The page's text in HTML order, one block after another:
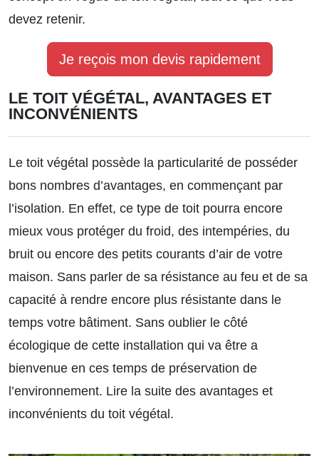
devez retenir.
Je reçois mon devis rapidement
LE TOIT VÉGÉTAL, AVANTAGES ET
INCONVÉNIENTS
Le toit végétal possède la particularité de posséder
bons nombres d’avantages, en commençant par
l’isolation. En effet, ce type de toit pourra encore
mieux vous protéger du froid, des intempéries, du
bruit ou encore des petits courants d’air de votre
maison. Sans parler de sa résistance au feu et de sa
capacité à rendre encore plus résistante dans le
temps votre bâtiment. Sans oublier le côté
écologique de cette installation qui va être a
bienvenue en ces temps de préservation de
l’environnement. Lire la suite des avantages et
inconvénients du toit végétal.